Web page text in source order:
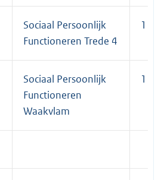
Sociaal Persoonlijk
Functioneren Trede 4
1
Sociaal Persoonlijk
Functioneren
Waakvlam
1